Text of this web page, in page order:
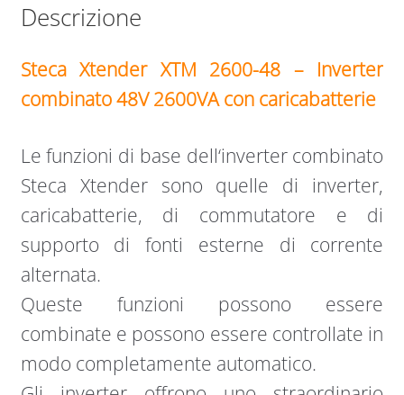
Descrizione
Steca Xtender XTM 2600-48 – Inverter
combinato 48V 2600VA con caricabatterie
Le funzioni di base dell‘inverter combinato
Steca Xtender sono quelle di inverter,
caricabatterie, di commutatore e di
supporto di fonti esterne di corrente
alternata.
Queste funzioni possono essere
combinate e possono essere controllate in
modo completamente automatico.